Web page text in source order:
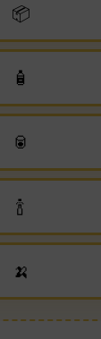
📦
🧴
🥫
🍾
🍌